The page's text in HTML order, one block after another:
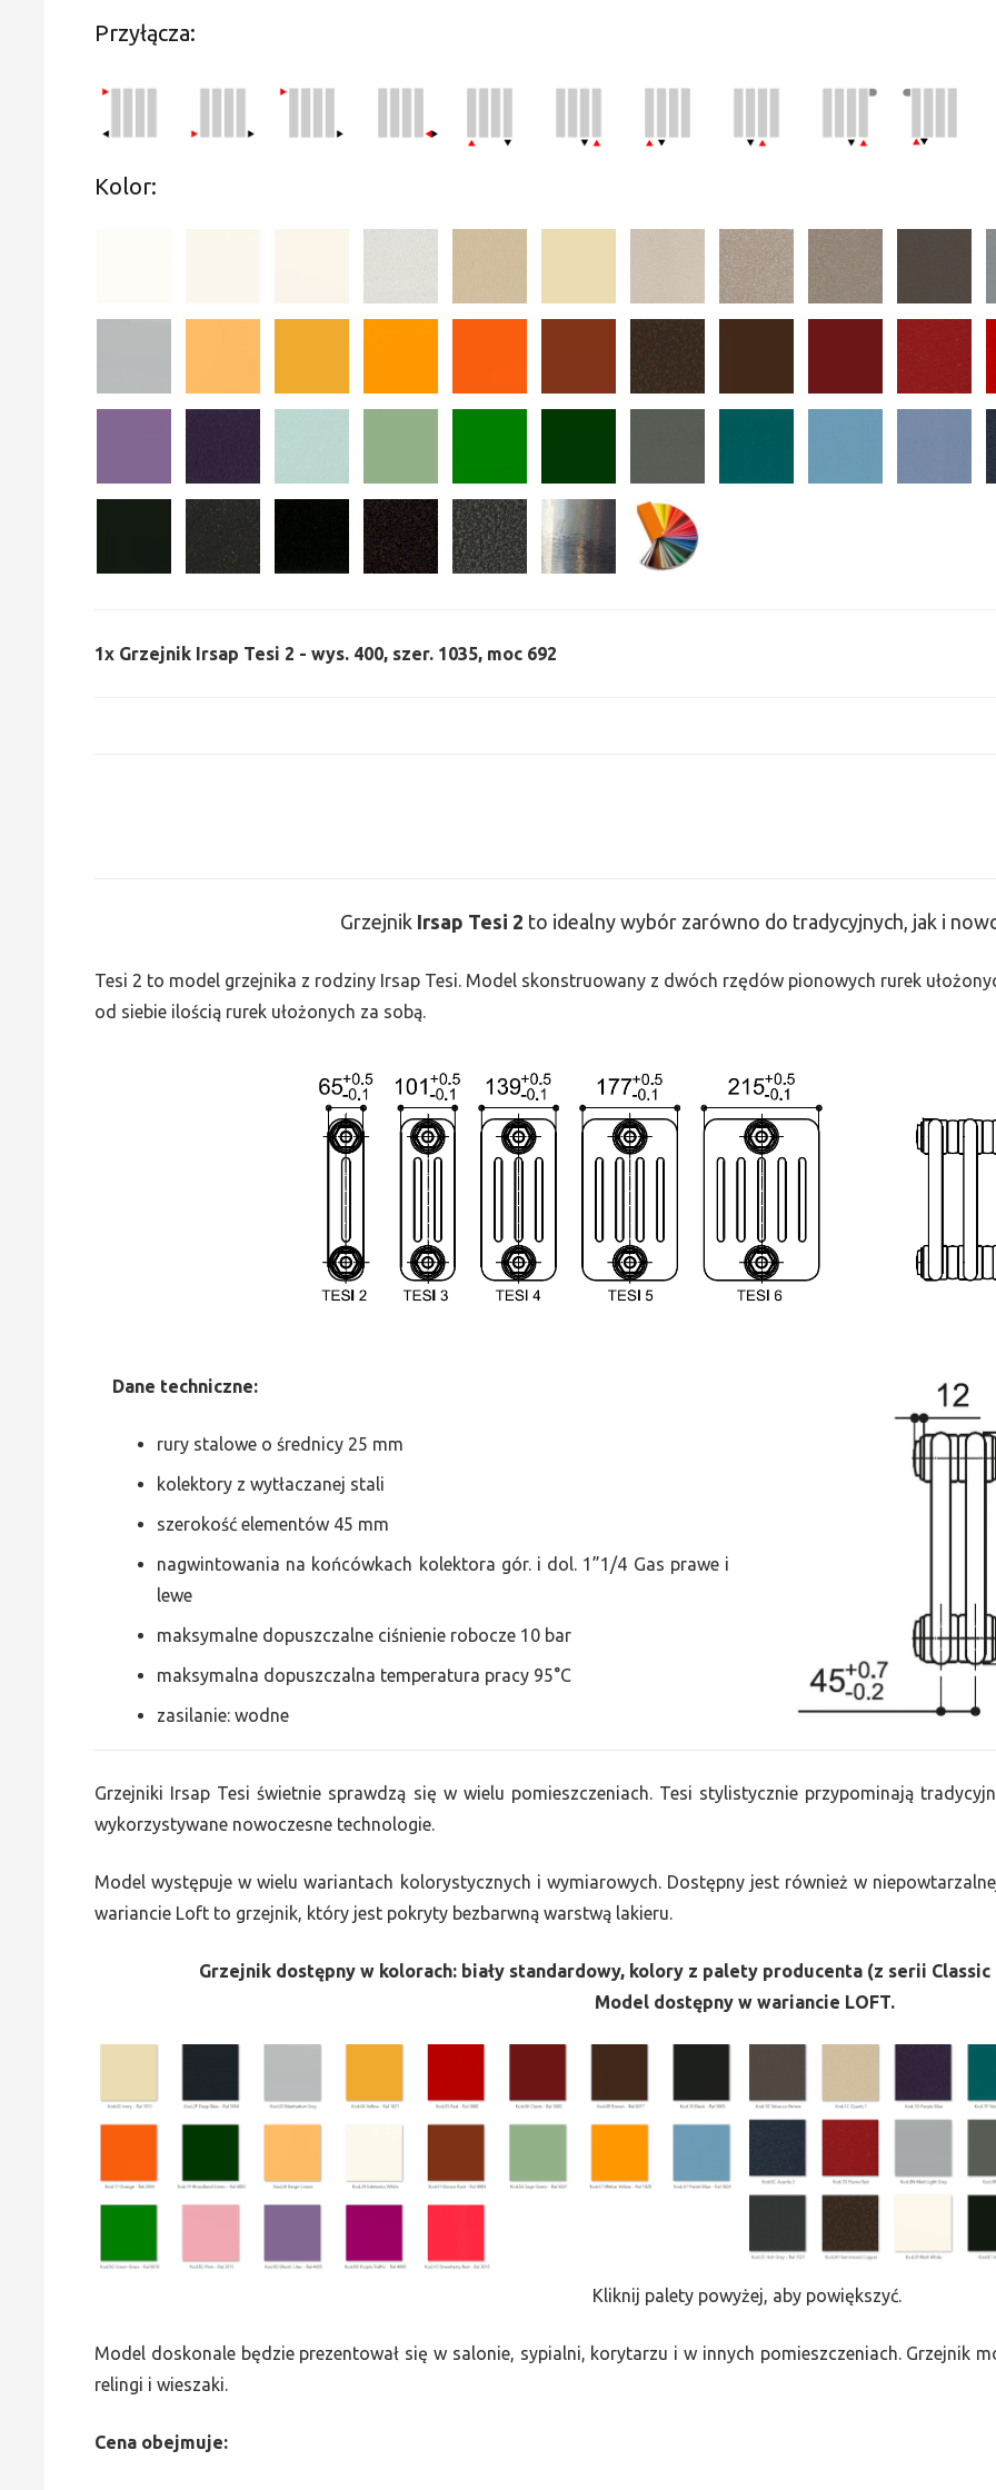
Przyłącza:
Kolor:
1x Grzejnik Irsap Tesi 2 - wys. 400, szer. 1035, moc 692
Grzejnik Irsap Tesi 2 to idealny wybór zarówno do tradycyjnych, jak i
Tesi 2 to model grzejnika z rodziny Irsap Tesi. Model skonstruowany z dwóch rzędów pionowych rurek
od siebie ilością rurek ułożonych za sobą.
Dane techniczne:
rury stalowe o średnicy 25 mm
kolektory z wytłaczanej stali
szerokość elementów 45 mm
nagwintowania na końcówkach kolektora gór. i dol. 1”1/4 Gas prawe i
lewe
maksymalne dopuszczalne ciśnienie robocze 10 bar
maksymalna dopuszczalna temperatura pracy 95°C
zasilanie: wodne
Grzejniki Irsap Tesi świetnie sprawdzą się w wielu pomieszczeniach. Tesi stylistycznie przypominają
wykorzystywane nowoczesne technologie.
Model występuje w wielu wariantach kolorystycznych i wymiarowych. Dostępny jest również w
wariancie Loft to grzejnik, który jest pokryty bezbarwną warstwą lakieru.
Grzejnik dostępny w kolorach: biały standardowy, kolory z palety producenta (z serii
Model dostępny w wariancie LOFT.
Kliknij palety powyżej, aby powiększyć.
Model doskonale będzie prezentował się w salonie, sypialni, korytarzu i w innych pomieszczeniach. Grzejnik
relingi i wieszaki.
Cena obejmuje: